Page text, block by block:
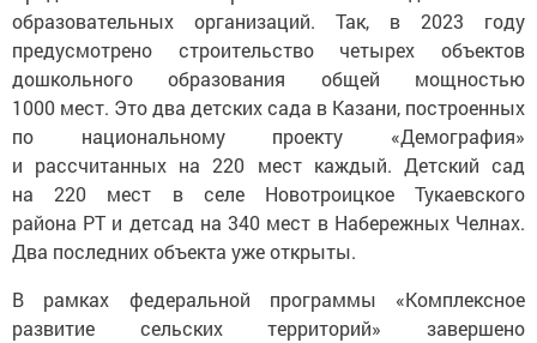
образовательных организаций. Так, в 2023 году
предусмотрено строительство четырех объектов
дошкольного образования общей мощностью
1000 мест. Это два детских сада в Казани, построенных
по национальному проекту «Демография»
и рассчитанных на 220 мест каждый. Детский сад
на 220 мест в селе Новотроицкое Тукаевского
района РТ и детсад на 340 мест в Набережных Челнах.
Два последних объекта уже открыты.
В рамках федеральной программы «Комплексное
развитие сельских территорий» завершено